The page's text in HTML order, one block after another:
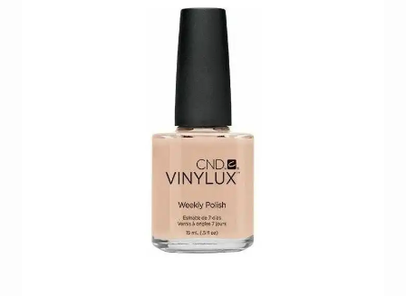
VINYLUX™ Weekly Polish van CND is een
revolutionair polish systeem dat zorgt voor een
week lang perfect gelakte nagels! Het VINYLUX™
Weekly Polish systeem bestaat uit een colorcoat met
ingebouwde basecoat en een topcoat voorzien van
ProLight technologie waardoor deze in daglicht blijft
uitharden. Hierdoor wordt de polish sterker
naarmate de week vordert en bljift de hoogglans
finish behouden. Breng twee of naar wens drie
laagjes VINYLUX™ Weekly Polish colorcoat aan op
schone nagels. Breng vervolgens een laagje topcoat